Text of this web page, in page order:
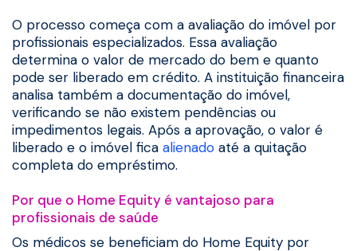
O processo começa com a avaliação do imóvel por
profissionais especializados. Essa avaliação
determina o valor de mercado do bem e quanto
pode ser liberado em crédito. A instituição financeira
analisa também a documentação do imóvel,
verificando se não existem pendências ou
impedimentos legais. Após a aprovação, o valor é
liberado e o imóvel fica alienado até a quitação
completa do empréstimo.
Por que o Home Equity é vantajoso para
profissionais de saúde
Os médicos se beneficiam do Home Equity por